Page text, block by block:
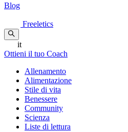
Blog
Freeletics
it
Ottieni il tuo Coach
Allenamento
Alimentazione
Stile di vita
Benessere
Community
Scienza
Liste di lettura